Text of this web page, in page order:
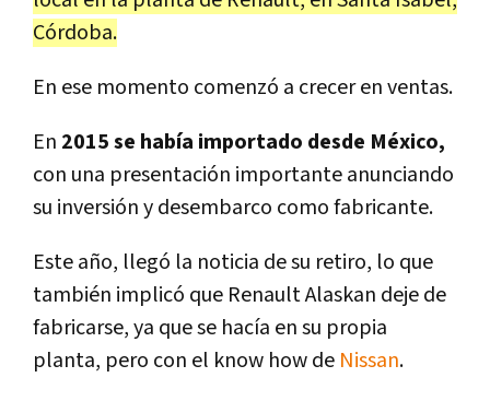
Córdoba.
En ese momento comenzó a crecer en ventas.
En 2015 se había importado desde México,
con una presentación importante anunciando
su inversión y desembarco como fabricante.
Este año, llegó la noticia de su retiro, lo que
también implicó que Renault Alaskan deje de
fabricarse, ya que se hacía en su propia
planta, pero con el know how de Nissan.